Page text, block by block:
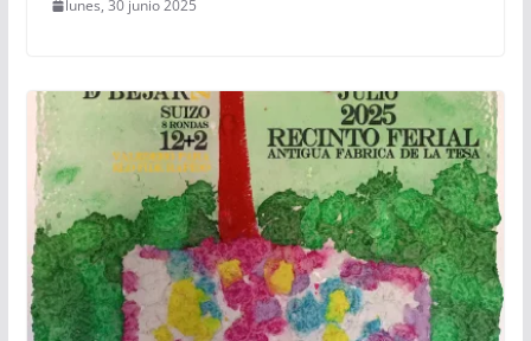
lunes, 30 junio 2025